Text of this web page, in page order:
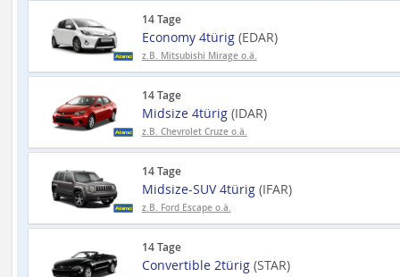
14 Tage
Economy 4türig (EDAR)
z.B. Mitsubishi Mirage o.ä.
14 Tage
Midsize 4türig (IDAR)
z.B. Chevrolet Cruze o.ä.
14 Tage
Midsize-SUV 4türig (IFAR)
z.B. Ford Escape o.ä.
14 Tage
Convertible 2türig (STAR)